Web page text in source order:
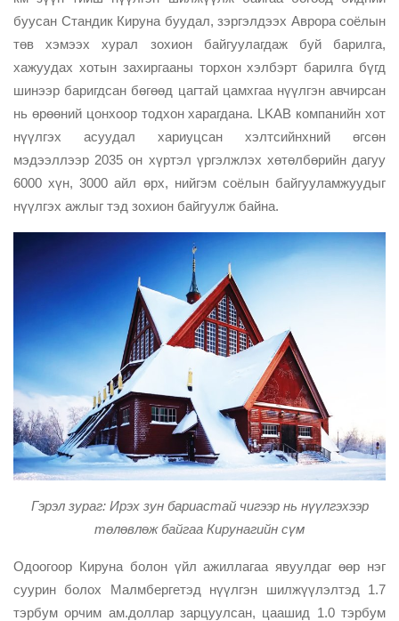
буусан Стандик Кируна буудал, зэргэлдээх Аврора соёлын
төв хэмээх хурал зохион байгуулагдаж буй барилга,
хажуудах хотын захиргааны торхон хэлбэрт барилга бүгд
шинээр баригдсан бөгөөд цагтай цамхгаа нүүлгэн авчирсан
нь өрөөний цонхоор тодхон харагдана. LKAB компанийн хот
нүүлгэх асуудал хариуцсан хэлтсийнхний өгсөн
мэдээллээр 2035 он хүртэл үргэлжлэх хөтөлбөрийн дагуу
6000 хүн, 3000 айл өрх, нийгэм соёлын байгууламжуудыг
нүүлгэх ажлыг тэд зохион байгуулж байна.
Гэрэл зураг: Ирэх зун бариастай чигээр нь нүүлгэхээр
төлөвлөж байгаа Кирунагийн сүм
Одоогоор Кируна болон үйл ажиллагаа явуулдаг өөр нэг
суурин болох Малмбергетэд нүүлгэн шилжүүлэлтэд 1.7
тэрбум орчим ам.доллар зарцуулсан, цаашид 1.0 тэрбум